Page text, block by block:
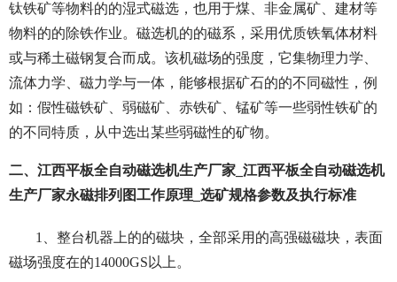
钛铁矿等物料的的湿式磁选，也用于煤、非金属矿、建材等
物料的的除铁作业。磁选机的的磁系，采用优质铁氧体材料
或与稀土磁钢复合而成。该机磁场的强度，它集物理力学、
流体力学、磁力学与一体，能够根据矿石的的不同磁性，例
如：假性磁铁矿、弱磁矿、赤铁矿、锰矿等一些弱性铁矿的
的不同特质，从中选出某些弱磁性的矿物。
二、江西平板全自动磁选机生产厂家_江西平板全自动磁选机
生产厂家永磁排列图工作原理_选矿规格参数及执行标准
1、整台机器上的的磁块，全部采用的高强磁磁块，表面
磁场强度在的14000GS以上。